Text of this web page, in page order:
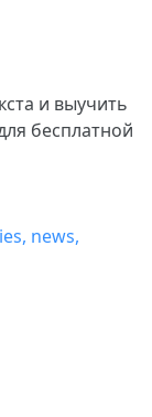
и выучить
бесплатной